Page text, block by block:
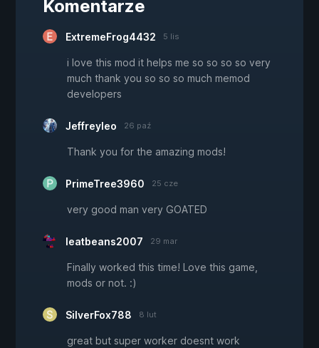
Komentarze
ExtremeFrog4432 5 lis
i love this mod it helps me so so so so very
much thank you so so so much memod
developers
Jeffreyleo 26 paź
Thank you for the amazing mods!
PrimeTree3960 25 cze
very good man very GOATED
Ieatbeans2007 29 mar
Finally worked this time! Love this game,
mods or not. :)
SilverFox788 8 lut
great but super worker doesnt work